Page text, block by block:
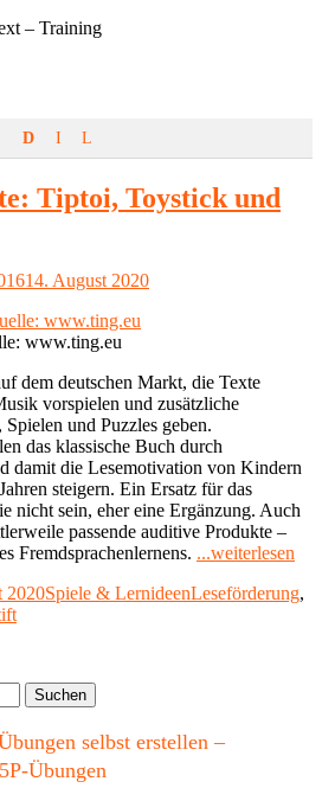
D I L
Tiptoi, Toystick und
14. August 2020
www.ting.eu
dem deutschen Markt, die Texte
vorspielen und zusätzliche
und Puzzles geben.
das klassische Buch durch
damit die Lesemotivation von Kindern
steigern. Ein Ersatz für das
nicht sein, eher eine Ergänzung. Auch
passende auditive Produkte –
Fremdsprachenlernens. ...weiterlesen
2020Kategorien
Spiele & LernideenSchlagwörter
Leseförderung,
selbst erstellen –
Übungen